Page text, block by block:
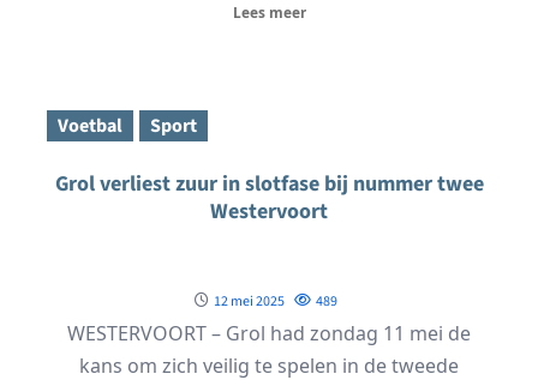
Lees meer
Voetbal Sport
Grol verliest zuur in slotfase bij nummer twee
Westervoort
12 mei 2025 489
WESTERVOORT – Grol had zondag 11 mei de
kans om zich veilig te spelen in de tweede